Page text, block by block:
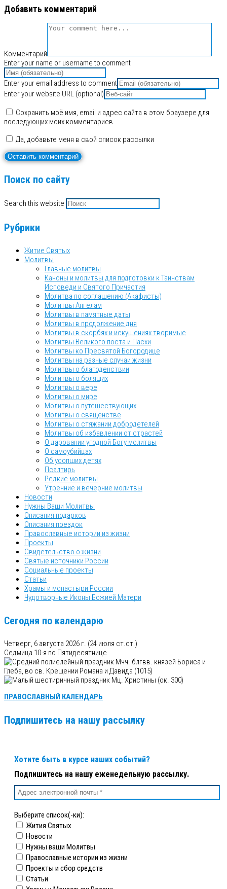
Добавить комментарий
Комментарий
Enter your name or username to comment
Enter your email address to comment
Enter your website URL (optional)
Сохранить моё имя, email и адрес сайта в этом браузере для
последующих моих комментариев.
Да, добавьте меня в свой список рассылки
Поиск по сайту
Search this website
Рубрики
Житие Святых
Молитвы
Главные молитвы
Каноны и молитвы для подготовки к Таинствам
Исповеди и Святого Причастия
Молитва по соглашению (Акафисты)
Молитвы Ангелам
Молитвы в памятные даты
Молитвы в продолжение дня
Молитвы в скорбях и искушениях творимые
Молитвы Великого поста и Пасхи
Молитвы ко Пресвятой Богородице
Молитвы на разные случаи жизни
Молитвы о благоденствии
Молитвы о болящих
Молитвы о вере
Молитвы о мире
Молитвы о путешествующих
Молитвы о священстве
Молитвы о стяжании добродетелей
Молитвы об избавлении от страстей
О даровании угодной Богу молитвы
О самоубийцах
Об усопших детях
Псалтирь
Редкие молитвы
Утренние и вечерние молитвы
Новости
Нужны Ваши Молитвы
Описания подарков
Описания поездок
Православные истории из жизни
Проекты
Свидетельство о жизни
Святые источники России
Социальные проекты
Статьи
Храмы и монастыри России
Чудотворные Иконы Божией Матери
Сегодня по календарю
Четверг, 6 августа 2026 г. (24 июля ст.ст.)
Седмица 10-я по Пятидесятнице
Мчч. блгвв. князей Бориса и
Глеба, во св. Крещении Романа и Давида (1015)
Мц. Христины (ок. 300)
ПРАВОСЛАВНЫЙ КАЛЕНДАРЬ
Подпишитесь на нашу рассылку
Хотите быть в курсе наших событий?
Подпишитесь на нашу еженедельную рассылку.
Выберите список(-ки):
Жития Святых
Новости
Нужны ваши Молитвы
Православные истории из жизни
Проекты и сбор средств
Статьи